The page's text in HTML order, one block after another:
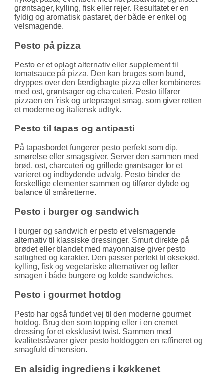
grøntsager, kylling, fisk eller rejer. Resultatet er en
fyldig og aromatisk pastaret, der både er enkel og
velsmagende.
Pesto på pizza
Pesto er et oplagt alternativ eller supplement til
tomatsauce på pizza. Den kan bruges som bund,
dryppes over den færdigbagte pizza eller kombineres
med ost, grøntsager og charcuteri. Pesto tilfører
pizzaen en frisk og urtepræget smag, som giver retten
et moderne og italiensk udtryk.
Pesto til tapas og antipasti
På tapasbordet fungerer pesto perfekt som dip,
smørelse eller smagsgiver. Server den sammen med
brød, ost, charcuteri og grillede grøntsager for et
varieret og indbydende udvalg. Pesto binder de
forskellige elementer sammen og tilfører dybde og
balance til småretterne.
Pesto i burger og sandwich
I burger og sandwich er pesto et velsmagende
alternativ til klassiske dressinger. Smurt direkte på
brødet eller blandet med mayonnaise giver pesto
saftighed og karakter. Den passer perfekt til oksekød,
kylling, fisk og vegetariske alternativer og løfter
smagen i både burgere og kolde sandwiches.
Pesto i gourmet hotdog
Pesto har også fundet vej til den moderne gourmet
hotdog. Brug den som topping eller i en cremet
dressing for et eksklusivt twist. Sammen med
kvalitetsråvarer giver pesto hotdoggen en raffineret og
smagfuld dimension.
En alsidig ingrediens i køkkenet